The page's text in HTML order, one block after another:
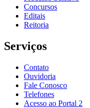
Concursos
Editais
Reitoria
Serviços
Contato
Ouvidoria
Fale Conosco
Telefones
Acesso ao Portal 2